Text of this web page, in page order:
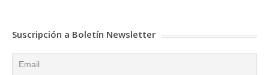
Suscripción a Boletín Newsletter